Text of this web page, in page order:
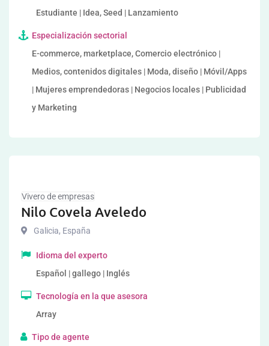
Estudiante | Idea, Seed | Lanzamiento
Especialización sectorial
E-commerce, marketplace, Comercio electrónico |
Medios, contenidos digitales | Moda, diseño | Móvil/Apps
| Mujeres emprendedoras | Negocios locales | Publicidad
y Marketing
Vivero de empresas
Nilo Covela Aveledo
Galicia, España
Idioma del experto
Español | gallego | Inglés
Tecnología en la que asesora
Array
Tipo de agente